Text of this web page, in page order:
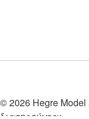
© 2026 Hegre Model